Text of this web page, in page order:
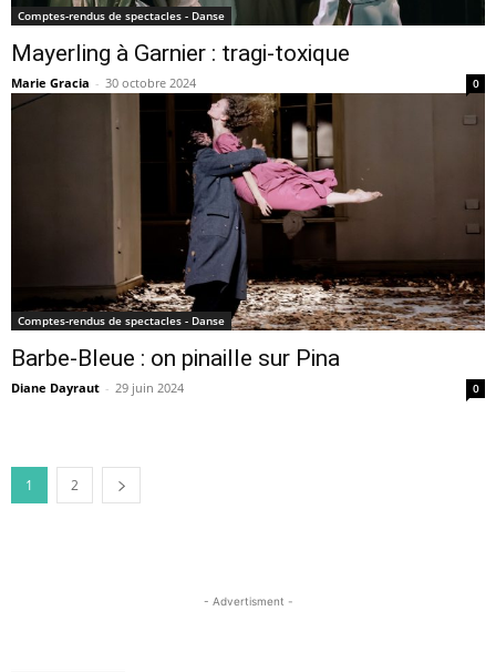
Comptes-rendus de spectacles - Danse
Mayerling à Garnier : tragi-toxique
Marie Gracia - 30 octobre 2024 0
Comptes-rendus de spectacles - Danse
Barbe-Bleue : on pinaille sur Pina
Diane Dayraut - 29 juin 2024 0
1 2
- Advertisment -